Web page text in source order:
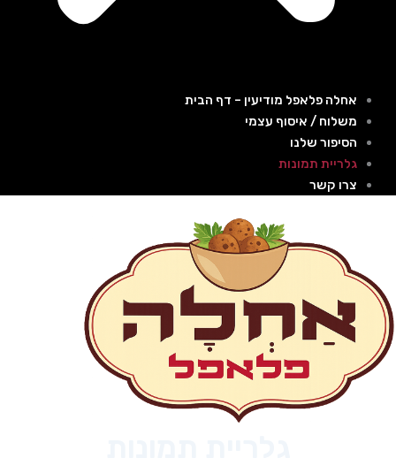
אחלה פלאפל מודיעין – דף הבית
משלוח / איסוף עצמי
הסיפור שלנו
גלריית תמונות
צרו קשר